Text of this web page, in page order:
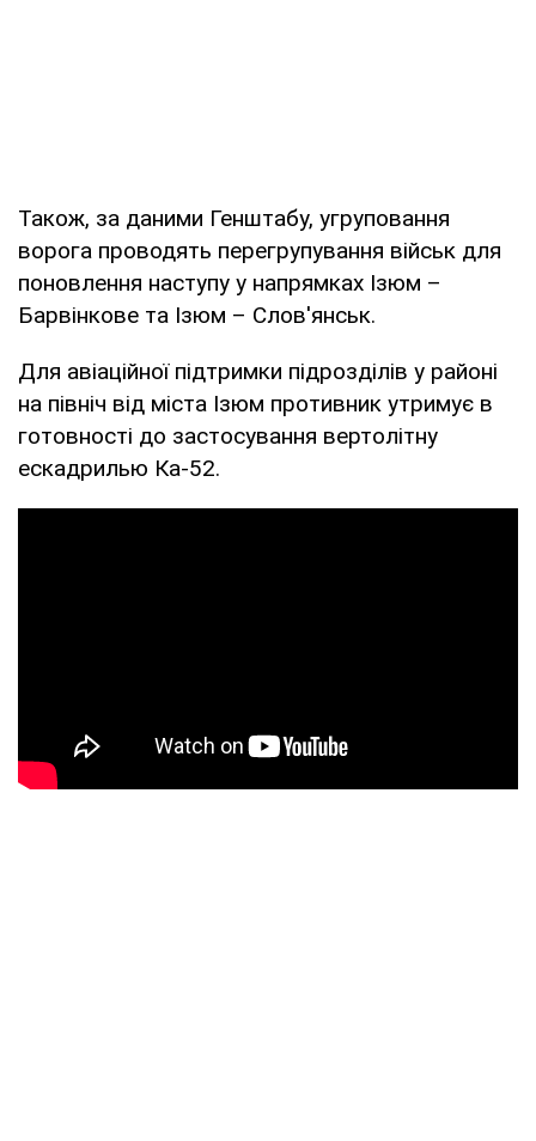
Також, за даними Генштабу, угруповання
ворога проводять перегрупування військ для
поновлення наступу у напрямках Ізюм –
Барвінкове та Ізюм – Слов'янськ.
Для авіаційної підтримки підрозділів у районі
на північ від міста Ізюм противник утримує в
готовності до застосування вертолітну
ескадрилью Ка-52.